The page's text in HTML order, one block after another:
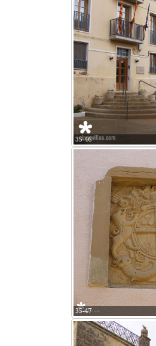
35-46
35-47